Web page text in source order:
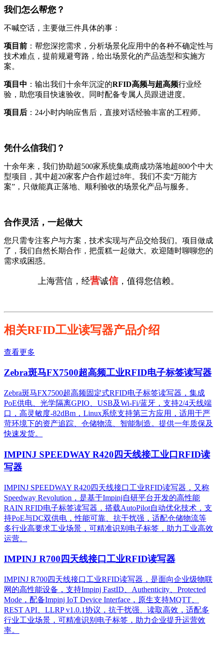
我们怎么帮您？
不喊空话，主要做三件具体的事：
项目前 ：帮您深挖需求，分析场景化应用中的各种不确定性与
技术难点，提前规避弯路，给出场景化的产品选型和实施方
案。
项目中 ：输出我们十余年沉淀的RFID高频与超高频行业经
验，助您项目快速验收。同时配备专属人员跟进进度。
项目后 ：24小时内响应售后，直接对话经验丰富的工程师。
凭什么信我们？
十余年来，我们协助超500家系统集成商成功落地超800个中大
型项目，其中超20家客户合作超过8年。我们不卖“万能方
案”，只做能真正落地、顺利验收的场景化产品与服务。
合作灵活，一起做大
您只需专注客户与方案，技术实现与产品交给我们。项目做成
了，我们自然长期合作，把蛋糕一起做大。欢迎随时聊聊您的
需求或困惑。
上海营信，经营诚信，值得您信赖。
相关RFID工业读写器产品介绍
查看更多
Zebra斑马FX7500超高频工业RFID电子标签读写器
Zebra斑马FX7500超高频固定式RFID电子标签读写器，集成
PoE供电、光学隔离GPIO、USB及Wi-Fi/蓝牙，支持2/4天线端
口，高灵敏度-82dBm，Linux系统支持第三方应用，适用于严
苛环境下的资产追踪、仓储物流、智能制造。提供一年质保及
快速发货。
IMPINJ SPEEDWAY R420四天线接工业口RFID读
写器
IMPINJ SPEEDWAY R420四天线接口工业RFID读写器，又称
Speedway Revolution，是基于Impinj自研平台开发的高性能
RAIN RFID电子标签读写器，搭载AutoPilot自动优化技术，支
持PoE与DC双供电，性能可靠、抗干扰强，适配仓储物流等
多行业高要求工业场景，可精准识别电子标签，助力工业高效
运营。​
IMPINJ R700四天线接口工业RFID读写器
IMPINJ R700四天线接口工业RFID读写器，是面向企业级物联
网的高性能设备，支持Impinj FastID、Authenticity、Protected
Mode，配备Impinj IoT Device Interface，原生支持MQTT、
REST API、LLRP v1.0.1协议，抗干扰强、读取高效，适配多
行业工业场景，可精准识别电子标签，助力企业提升运营效
率。